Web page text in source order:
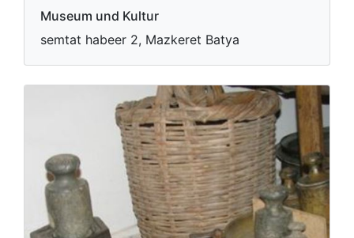
Museum und Kultur
semtat habeer 2, Mazkeret Batya